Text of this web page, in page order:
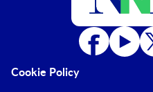
Cookie Policy